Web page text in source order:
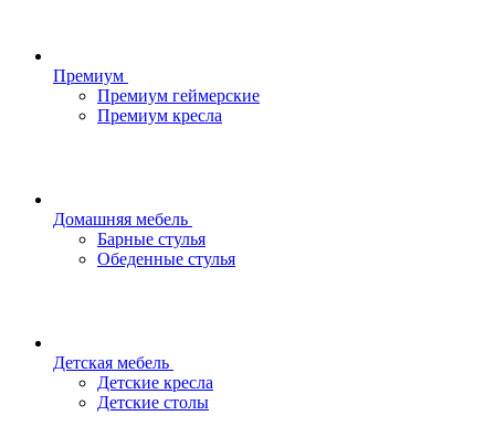
Премиум
Премиум геймерские
Премиум кресла
Домашняя мебель
Барные стулья
Обеденные стулья
Детская мебель
Детские кресла
Детские столы